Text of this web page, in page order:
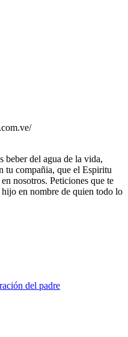
beber del agua de la vida,
tu compañia, que el Espiritu
nosotros. Peticiones que te
en nombre de quien todo lo
del padre